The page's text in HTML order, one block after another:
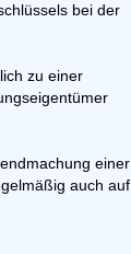
bei der
zu einer
einer
auch auf